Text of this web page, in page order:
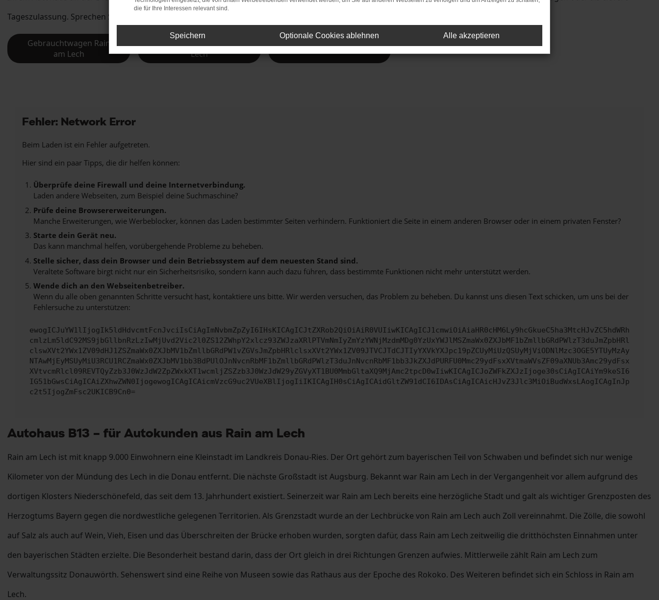
Tageszulassung. Sprechen Sie uns an und entdecken Sie die Vielfalt.
Gebrauchtwagen Rain
am Lech
Jahreswagen Rain am
Lech
Neuwagen Rain am Lech
Fehler: Network Error
Beim Laden ist ein Fehler aufgetreten.
Hier sind ein paar Tipps, die dir helfen können:
Überprüfe deine Firewall und deine Internetverbindung.
Laden andere Webseiten, zum Beispiel deine Suchmaschine?
Prüfe deine Browsererweiterungen.
Manche Erweiterungen, wie Werbeblocker, können das Laden bestimmter Seiten verhindern. Funktioniert die Seite in einem anderen Browser oder in einem privaten Fenster?
Starte dein Gerät neu.
Das kann manchmal helfen, vorübergehende Probleme zu beheben.
Stelle sicher, dass dein Browser und dein Betriebssystem auf dem neuesten Stand sind.
Veraltete Software birgt nicht nur ein Sicherheitsrisiko, sondern kann auch dazu führen, dass bestimmte Funktionen nicht mehr unterstützt werden.
Wende dich an den Webseitenbetreiber.
Wenn du alle oben genannten Schritte versucht hast, kontaktiere uns bitte. Wir werden versuchen, das Problem zu beheben. Du kannst uns diesen Text schicken, um uns bei der
Fehlersuche zu unterstützen:
ewogICJuYW1lIjogIk5ldHdvcmtFcnJvciIsCiAgImNvbmZpZyI6IHsKICAgICJtZXRob2QiOiAiR0VUIiwKICAgICJ1cmwiOiAiaHR0cHM6Ly9hcGkueC5ha3MtcHJvZC5hdWRh
cmlzLm5ldC92MS9jbGllbnRzLzIwMjUvd2Vic2l0ZS12ZWhpY2xlcz93ZWJzaXRlPTVmNmIyZmYzYWNjMzdmMDg0YzUxYWJlMSZmaWx0ZXJbMF1bZmllbGRdPWlzT3duJmZpbHRl
clswXVt2YWx1ZV09dHJ1ZSZmaWx0ZXJbMV1bZmllbGRdPW1vZGVsJmZpbHRlclsxXVt2YWx1ZV09JTVCJTdCJTIyYXVkYXJpc19pZCUyMiUzQSUyMjViODNlMzc3OGE5YTUyMzAy
NTAwMjEyMSUyMiU3RCU1RCZmaWx0ZXJbMV1bb3BdPUlOJnNvcnRbMF1bZmllbGRdPWlzT3duJnNvcnRbMF1bb3JkZXJdPURFU0Mmc29ydFsxXVtmaWVsZF09aXNUb3Amc29ydFsx
XVtvcmRlcl09REVTQyZzb3J0WzJdW2ZpZWxkXT1wcmljZSZzb3J0WzJdW29yZGVyXT1BU0MmbGltaXQ9MjAmc2tpcD0wIiwKICAgICJoZWFkZXJzIjoge30sCiAgICAiYm9keSI6
IG51bGwsCiAgICAiZXhwZWN0IjogewogICAgICAicmVzcG9uc2VUeXBlIjogIiIKICAgIH0sCiAgICAidGltZW91dCI6IDAsCiAgICAicHJvZ3Jlc3MiOiBudWxsLAogICAgInJp
c2t5IjogZmFsc2UKICB9Cn0=
Autohaus B13 – für Autokunden aus Rain am Lech
Rain am Lech ist mit knapp 9.000 Einwohnern eine Kleinstadt im Landkreis Donau-Ries. Der Ort gehört zum bayerischen Teil von Schwaben und befindet sich nur wenige
Kilometer von der Mündung des Lech in die Donau entfernt. Die nächste Großstadt ist Augsburg. Bekannt war Rain am Lech in der Vergangenheit vor allem aufgrund des
dortigen Klosters Niederschönefeld, das seit dem 13. Jahrhundert existiert. Seinerzeit war Rain am Lech bereits eine herzögliche Stadt und galt als wichtiger Grenzposten des
Herzogtums Bayern gegen die nordwestliche gelegenen Territorien. Als Grenzstadt wurde an der Lechbrücke von Rain am Lech auch Zoll vereinnahmt. Die Zölle, die sowohl
auf Salz als auch auf Wein, Vieh, Eisen und das Überschreiten der Brücke erhoben wurden, sorgten dafür, dass Rain am Lech zeitweilig die dritthöchsten Einnahmen unter
den bayerischen Städten erzielte. Die Besonderheit bestand darin, dass der Ort gleich in drei Richtungen Grenzen aufwies. Mittlerweile zählt Rain am Lech zum
Verwaltungssitz Donauwörth. Sehenswert sind eine Reihe von Museen sowie das Rathaus aus der Epoche des Rokoko. Des Weiteren befindet sich ein Schloss in Rain am
Lech.
die für Ihre Interessen relevant sind.
Speichern Optionale Cookies ablehnen Alle akzeptieren